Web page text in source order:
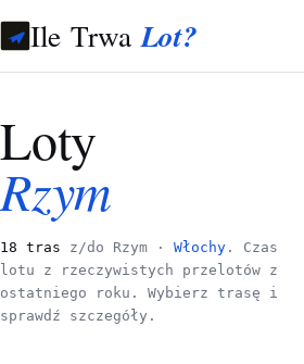
Ile TrwaLot?
Loty
Rzym
18 tras z/do Rzym · Włochy . Czas
lotu z rzeczywistych przelotów z
ostatniego roku. Wybierz trasę i
sprawdź szczegóły.